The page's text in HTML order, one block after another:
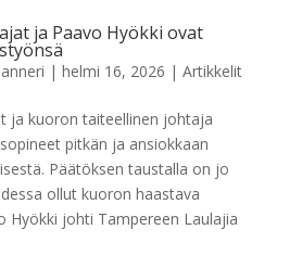
ja Paavo Hyökki ovat
| helmi 16, 2026 | Artikkelit
ja kuoron taiteellinen johtaja
pitkän ja ansiokkaan
Päätöksen taustalla on jo
ollut kuoron haastava
Hyökki johti Tampereen Laulajia